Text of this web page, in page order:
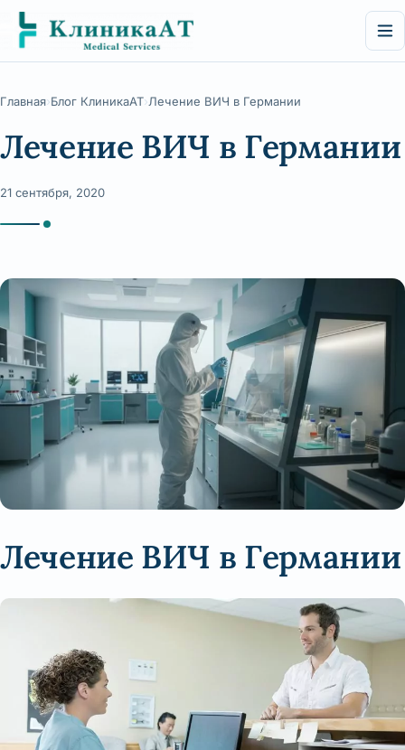
Перейти
содержимому
Главная Блог КлиникаАТ Лечение ВИЧ в Германии
Лечение ВИЧ в Германии
21 сентября, 2020
Лечение ВИЧ в Германии